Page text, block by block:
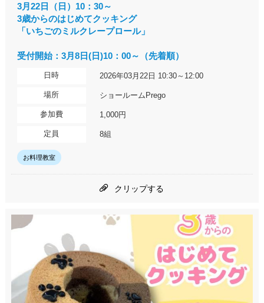
3月22日（日）10：30～
3歳からのはじめてクッキング
「いちごのミルクレープロール」
受付開始：3月8日(日)10：00～（先着順）
日時 2026年03月22日 10:30～12:00
場所 ショールームPrego
参加費 1,000円
定員 8組
お料理教室
クリップする